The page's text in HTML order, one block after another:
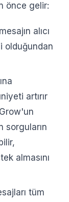
önce gelir:
alıcı
olduğundan
artırır
sorguların
almasını
tüm